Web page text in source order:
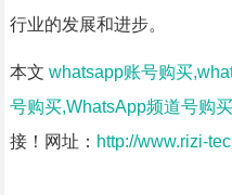
行业的发展和进步。
本文 whatsapp账号购买
号购买,WhatsApp频道号购
接！网址： http://www.rizi-